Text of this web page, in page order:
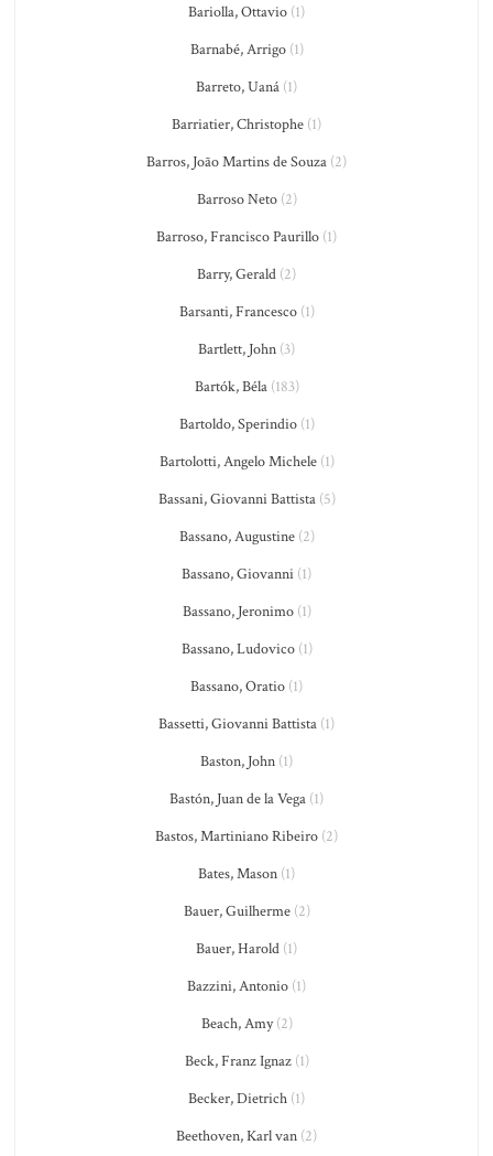
Bariolla, Ottavio (1)
Barnabé, Arrigo(1)
Barreto, Uaná (1)
Barriatier, Christophe (1)
Barros, João Martins de Souza (2)
Barroso Neto(2)
Barroso, Francisco Paurillo (1)
Barry, Gerald (2)
Barsanti, Francesco(1)
Bartlett, John (3)
Bartók, Béla(183)
Bartoldo, Sperindio(1)
Bartolotti, Angelo Michele(1)
Bassani, Giovanni Battista(5)
Bassano, Augustine(2)
Bassano, Giovanni (1)
Bassano, Jeronimo(1)
Bassano, Ludovico(1)
Bassano, Oratio (1)
Bassetti, Giovanni Battista (1)
Baston, John (1)
Bastón, Juan de la Vega (1)
Bastos, Martiniano Ribeiro (2)
Bates, Mason (1)
Bauer, Guilherme(2)
Bauer, Harold (1)
Bazzini, Antonio (1)
Beach, Amy(2)
Beck, Franz Ignaz(1)
Becker, Dietrich (1)
Beethoven, Karl van (2)